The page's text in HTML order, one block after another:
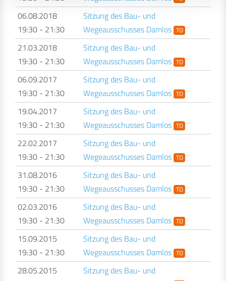
06.08.2018
19:30 - 21:30
Sitzung des Bau- und
Wegeausschusses Damlos TO
21.03.2018
19:30 - 21:30
Sitzung des Bau- und
Wegeausschusses Damlos TO
06.09.2017
19:30 - 21:30
Sitzung des Bau- und
Wegeausschusses Damlos TO
19.04.2017
19:30 - 21:30
Sitzung des Bau- und
Wegeausschusses Damlos TO
22.02.2017
19:30 - 21:30
Sitzung des Bau- und
Wegeausschusses Damlos TO
31.08.2016
19:30 - 21:30
Sitzung des Bau- und
Wegeausschusses Damlos TO
02.03.2016
19:30 - 21:30
Sitzung des Bau- und
Wegeausschusses Damlos TO
15.09.2015
19:30 - 21:30
Sitzung des Bau- und
Wegeausschusses Damlos TO
28.05.2015
Sitzung des Bau- und